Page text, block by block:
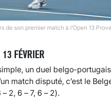
de son premier match à l’Open 13
FÉVRIER
un duel belgo-
match disputé, c’est le
2, 6 – 7, 6 – 2).